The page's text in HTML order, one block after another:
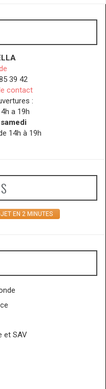
39 42
contact
:
a 19h
14h à 19h
EN 2 MINUTES
et SAV